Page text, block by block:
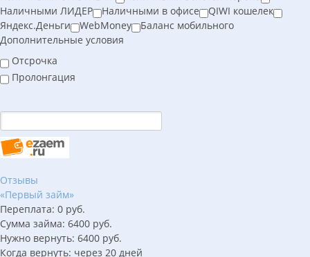
Наличными ЛИДЕР
Наличными в офисе
QIWI кошелек
Яндекс.Деньги
WebMoney
Баланс мобильного
Дополнительные условия
Отсрочка
Пролонгация
Отзывы
«Первый займ»
Переплата: 0 руб.
Сумма займа: 6400 руб.
Нужно вернуть: 6400 руб.
Когда вернуть: через 20 дней